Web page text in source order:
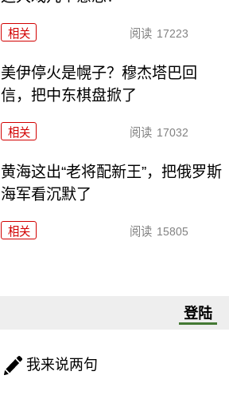
相关 阅读 17223
美伊停火是幌子？穆杰塔巴回
信，把中东棋盘掀了
相关 阅读 17032
黄海这出“老将配新王”，把俄罗斯
海军看沉默了
相关 阅读 15805
登陆
我来说两句